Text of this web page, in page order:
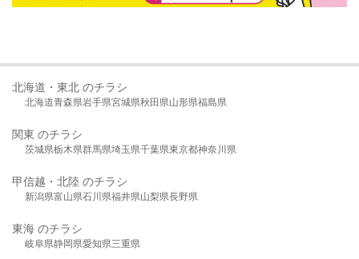
北海道・東北 のチラシ
北海道青森県岩手県宮城県秋田県山形県福島県
関東 のチラシ
茨城県栃木県群馬県埼玉県千葉県東京都神奈川県
甲信越・北陸 のチラシ
新潟県富山県石川県福井県山梨県長野県
東海 のチラシ
岐阜県静岡県愛知県三重県